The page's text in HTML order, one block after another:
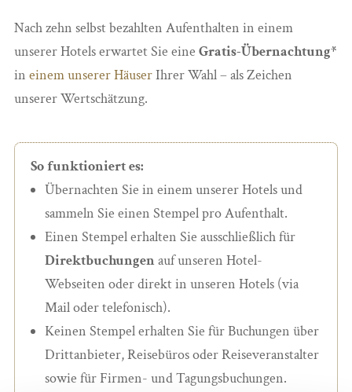
Nach zehn selbst bezahlten Aufenthalten in einem
unserer Hotels erwartet Sie eine Gratis-Übernachtung*
in einem unsererHäuserIhrer Wahl – als Zeichen
unserer Wertschätzung.
So funktioniert es:
Übernachten Sie in einem unserer Hotels und
sammeln Sie einen Stempel pro Aufenthalt.
Einen Stempel erhalten Sie ausschließlich für
Direktbuchungenauf unseren Hotel-
Webseiten oder direkt in unseren Hotels (via
Mail oder telefonisch).
Keinen Stempel erhalten Sie für Buchungen über
Drittanbieter, Reisebüros oder Reiseveranstalter
sowie für Firmen- und Tagungsbuchungen.